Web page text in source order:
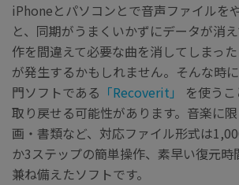
iPhoneとパソコンとで音声ファイルを
と、同期がうまくいかずにデータが消
作を間違えて必要な曲を消してしまっ
が発生するかもしれません。そんな時
門ソフトである 「Recoverit」
を使う
取り戻せる可能性があります。音楽に
画・書類など、対応ファイル形式は
か3ステップの簡単操作、素早い復元時
兼ね備えたソフトです。